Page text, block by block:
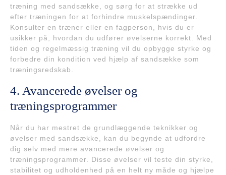
træning med sandsække, og sørg for at strække ud
efter træningen for at forhindre muskelspændinger.
Konsulter en træner eller en fagperson, hvis du er
usikker på, hvordan du udfører øvelserne korrekt. Med
tiden og regelmæssig træning vil du opbygge styrke og
forbedre din kondition ved hjælp af sandsække som
træningsredskab.
4. Avancerede øvelser og
træningsprogrammer
Når du har mestret de grundlæggende teknikker og
øvelser med sandsække, kan du begynde at udfordre
dig selv med mere avancerede øvelser og
træningsprogrammer. Disse øvelser vil teste din styrke,
stabilitet og udholdenhed på en helt ny måde og hjælpe